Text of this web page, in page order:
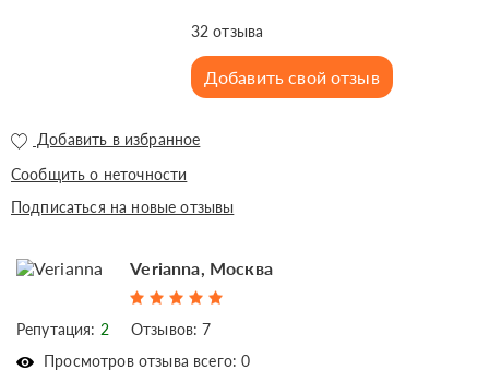
32 отзыва
Добавить свой отзыв
Добавить в избранное
Сообщить о неточности
Подписаться на новые отзывы
Verianna, Москва
Репутация: 2
Отзывов: 7
Просмотров отзыва всего: 0